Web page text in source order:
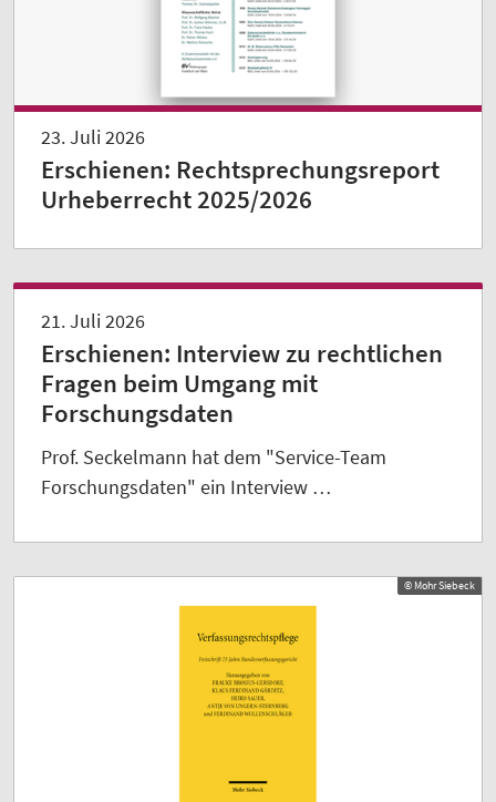
23. Juli 2026
Erschienen: Rechtsprechungsreport
Urheberrecht 2025/2026
21. Juli 2026
Erschienen: Interview zu rechtlichen
Fragen beim Umgang mit
Forschungsdaten
Prof. Seckelmann hat dem "Service-Team
Forschungsdaten" ein Interview …
© Mohr Siebeck